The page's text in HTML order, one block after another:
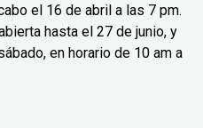
el 16 de abril a las 7 pm.
hasta el 27 de junio, y
en horario de 10 am a